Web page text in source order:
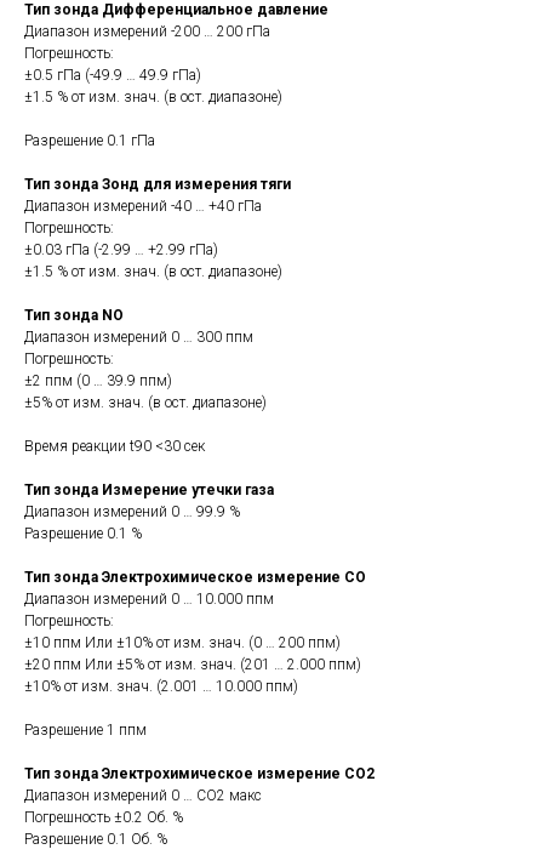
Тип зонда Дифференциальное давление
Диапазон измерений -200 … 200 гПа
Погрешность:
±0.5 гПа (-49.9 … 49.9 гПа)
±1.5 % от изм. знач. (в ост. диапазоне)
Разрешение 0.1 гПа
Тип зонда Зонд для измерения тяги
Диапазон измерений -40 … +40 гПа
Погрешность:
±0.03 гПа (-2.99 … +2.99 гПа)
±1.5 % от изм. знач. (в ост. диапазоне)
Тип зонда NO
Диапазон измерений 0 … 300 ппм
Погрешность:
±2 ппм (0 … 39.9 ппм)
±5% от изм. знач. (в ост. диапазоне)
Время реакции t90 <30 сек
Тип зонда Измерение утечки газа
Диапазон измерений 0 … 99.9 %
Разрешение 0.1 %
Тип зонда Электрохимическое измерение СО
Диапазон измерений 0 … 10.000 ппм
Погрешность:
±10 ппм Или ±10% от изм. знач. (0 … 200 ппм)
±20 ппм Или ±5% от изм. знач. (201 … 2.000 ппм)
±10% от изм. знач. (2.001 … 10.000 ппм)
Разрешение 1 ппм
Тип зонда Электрохимическое измерение СО2
Диапазон измерений 0 … CO2 макс
Погрешность ±0.2 Об. %
Разрешение 0.1 Об. %